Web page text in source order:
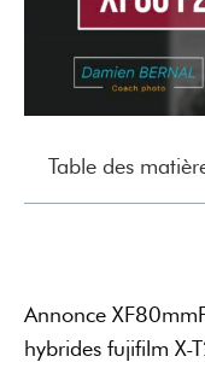
Table des
Annonce
hybrides fujifilm X-